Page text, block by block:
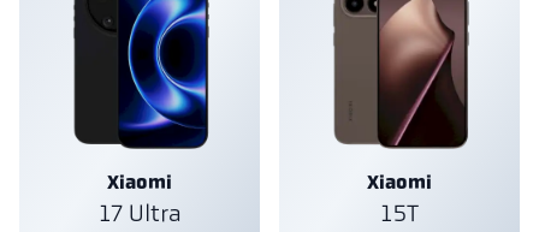
Xiaomi
17 Ultra
Xiaomi
15T